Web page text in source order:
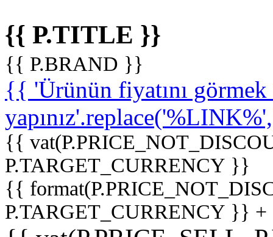
{{ P.TITLE }}
{{ P.BRAND }}
{{ 'Ürünün fiyatını
{{
P.TARGET_CURRENCY }}
{{
P.TARGET_CURRENCY }}